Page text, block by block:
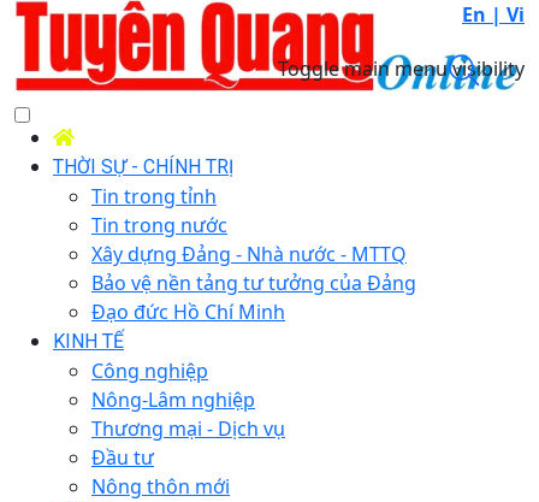
En | Vi
Toggle main menu visibility
THỜI SỰ - CHÍNH TRỊ
Tin trong tỉnh
Tin trong nước
Xây dựng Đảng - Nhà nước - MTTQ
Bảo vệ nền tảng tư tưởng của Đảng
Đạo đức Hồ Chí Minh
KINH TẾ
Công nghiệp
Nông-Lâm nghiệp
Thương mại - Dịch vụ
Đầu tư
Nông thôn mới